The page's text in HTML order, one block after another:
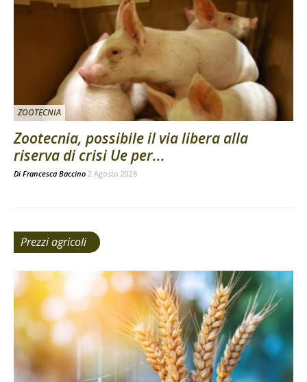
ZOOTECNIA
Zootecnia, possibile il via libera alla
riserva di crisi Ue per...
Di Francesca Baccino 2 Agosto 2026
Prezzi agricoli